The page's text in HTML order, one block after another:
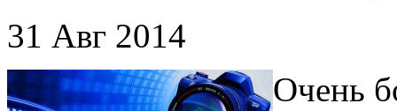
31 Авг 2014
Очень